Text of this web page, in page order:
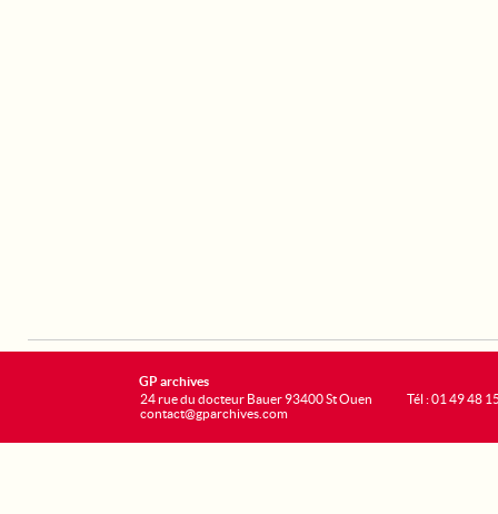
GP archives
24 rue du docteur Bauer 93400 St Ouen
contact@gparchives.com
Tél : 01 49 48